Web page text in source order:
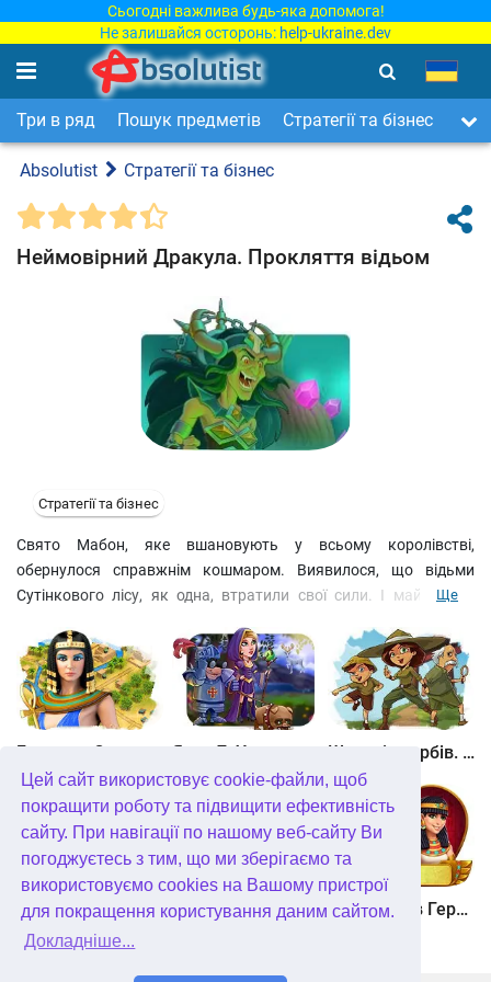
Цей сайт використовує cookie-файли, щоб
покращити роботу та підвищити ефективність
сайту. При навігації по нашому веб-сайту Ви
погоджуєтесь з тим, що ми зберігаємо та
використовуємо cookies на Вашому пристрої
для покращення користування даним сайтом.
Докладніше...
Сьогодні важлива будь-яка допомога!
Не залишайся осторонь: help-ukraine.dev
Три в ряд Пошук предметів Стратегії та бізнес
Absolutist Стратегії та бізнес
Неймовірний Дракула. Прокляття відьом
Стратегії та бізнес
Свято Мабон, яке вшановують у всьому королівстві,
обернулося справжнім кошмаром. Виявилося, що відьми
Сутінкового лісу, як одна, втратили свої сили. І майбутнє і
зможе розібратися в причинах катастрофи і зробити так, щоб
джерело чарівництва повернулося на своє місце у Сутінковому
лісі. Допоможуть йому в цьому старі знайомі: дружина
Елізабет, Принцеса, Франкенштейн та багато інших.
Ще
Шукачі скарбів. Камінь душі
Шукачі скарбів. Сніжна королева. колекційне видання Алісія Квотермейн 3. Таємниця палаючого золота. колекційне видання 12 подвигів Геракла. Як я зустрів Мегару. колекційне видання